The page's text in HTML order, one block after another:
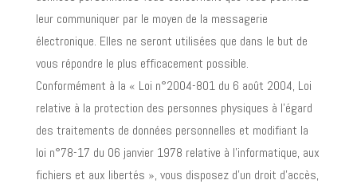
leur communiquer par le moyen de la messagerie
électronique. Elles ne seront utilisées que dans le but de
vous répondre le plus efficacement possible.
Conformément à la « Loi n°2004-801 du 6 août 2004, Loi
relative à la protection des personnes physiques à l’égard
des traitements de données personnelles et modifiant la
loi n°78-17 du 06 janvier 1978 relative à l’informatique, aux
fichiers et aux libertés », vous disposez d’un droit d’accès,